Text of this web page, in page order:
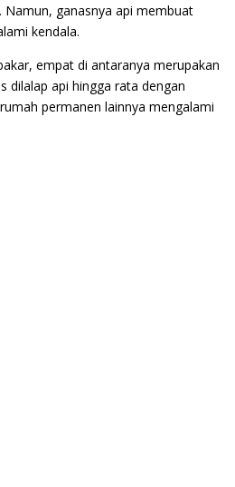
ganasnya api membuat
kendala.
empat di antaranya merupakan
dilalap api hingga rata dengan
permanen lainnya mengalami